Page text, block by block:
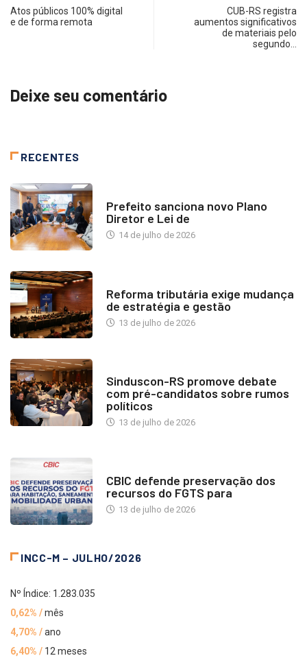
Atos públicos 100% digital
e de forma remota
CUB-RS registra
aumentos significativos
de materiais pelo
segundo…
Deixe seu comentário
RECENTES
Prefeito sanciona novo Plano
Diretor e Lei de
14 de julho de 2026
Reforma tributária exige mudança
de estratégia e gestão
13 de julho de 2026
Sinduscon-RS promove debate
com pré-candidatos sobre rumos
políticos
13 de julho de 2026
CBIC defende preservação dos
recursos do FGTS para
13 de julho de 2026
INCC-M – JULHO/2026
Nº Índice: 1.283.035
0,62% /mês
4,70% /ano
6,40% / 12 meses